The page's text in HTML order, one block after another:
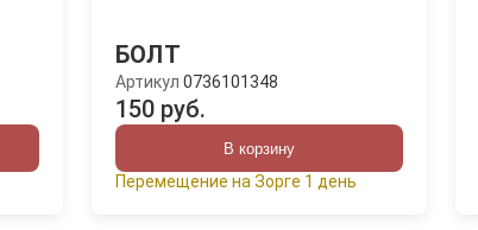
БОЛТ
Артикул 0736101348
150 руб.
В корзину
Перемещение на Зорге 1 день